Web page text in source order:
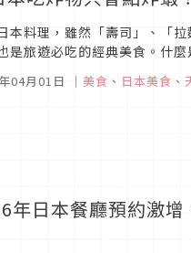
本料理，雖然「壽司」、「
是旅遊必吃的經典美食。什
04月01日 ｜ 美食 、 日本美食 、
年日本餐廳預約激